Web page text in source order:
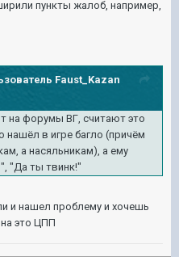
пункты жалоб, например,
Faust_Kazan
на форумы ВГ, считают это
нашёл в игре багло (причём
а насяльникам), а ему
"Да ты твинк!"
и нашел проблему и хочешь
это ЦПП